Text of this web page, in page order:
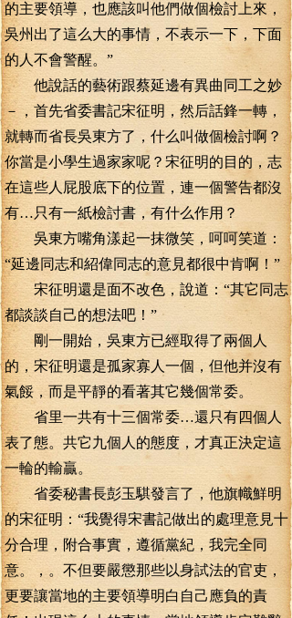
的主要領導，也應該叫他們做個檢討上來，
吳州出了這么大的事情，不表示一下，下面
的人不會警醒。”
他說話的藝術跟蔡延邊有異曲同工之妙
－，首先省委書記宋征明，然后話鋒一轉，
就轉而省長吳東方了，什么叫做個檢討啊？
你當是小學生過家家呢？宋征明的目的，志
在這些人屁股底下的位置，連一個警告都沒
有…只有一紙檢討書，有什么作用？
吳東方嘴角漾起一抹微笑，呵呵笑道：
“延邊同志和紹偉同志的意見都很中肯啊！”
宋征明還是面不改色，說道：“其它同志
都談談自己的想法吧！”
剛一開始，吳東方已經取得了兩個人
的，宋征明還是孤家寡人一個，但他并沒有
氣餒，而是平靜的看著其它幾個常委。
省里一共有十三個常委…還只有四個人
表了態。共它九個人的態度，才真正決定這
一輪的輸贏。
省委秘書長彭玉騏發言了，他旗幟鮮明
的宋征明：“我覺得宋書記做出的處理意見十
分合理，附合事實，遵循黨紀，我完全同
意。，。不但要嚴懲那些以身試法的官吏，
更要讓當地的主要領導明白自己應負的責